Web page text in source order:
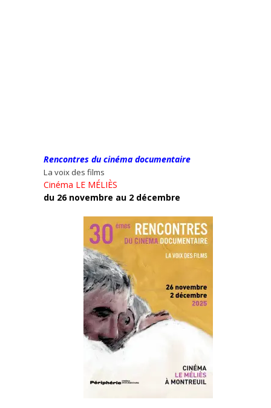
Rencontres du cinéma documentaire
La voix des films
Cinéma LE MÉLIÈS
du 26 novembre au 2 décembre